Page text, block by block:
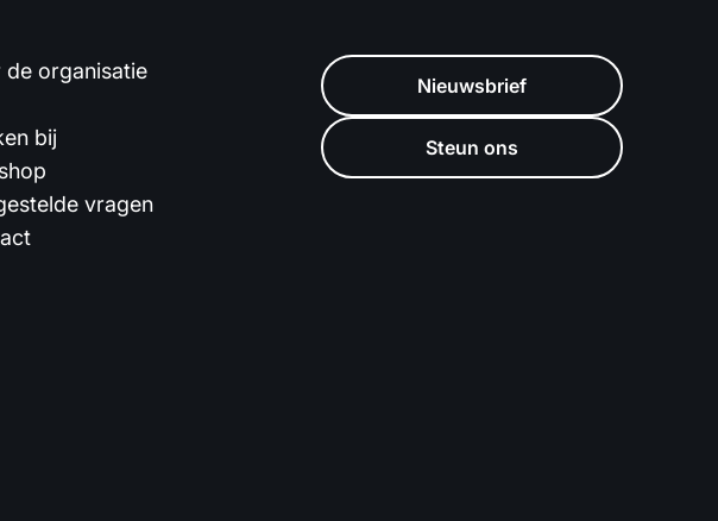
de organisatie
bij
vragen
Nieuwsbrief
Steun ons